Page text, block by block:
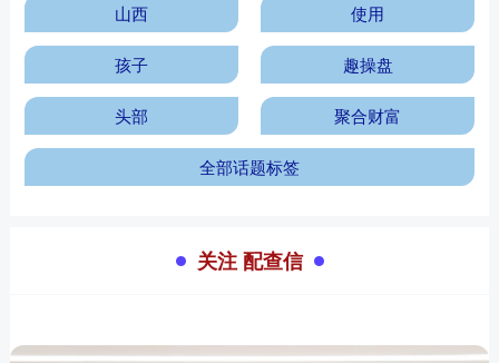
山西 使用
孩子 趣操盘
头部 聚合财富
全部话题标签
关注 配查信